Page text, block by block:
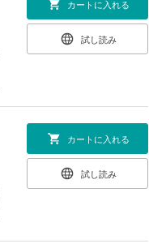
カートに入れる
試し読み
カートに入れる
試し読み